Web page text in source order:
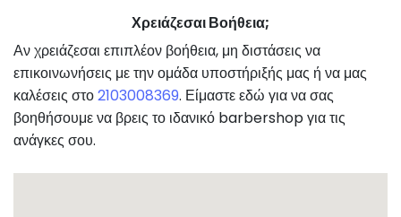
Χρειάζεσαι Βοήθεια;
Αν χρειάζεσαι επιπλέον βοήθεια, μη διστάσεις να
επικοινωνήσεις με την ομάδα υποστήριξής μας ή να μας
καλέσεις στο2103008369. Είμαστε εδώ για να σας
βοηθήσουμε να βρεις το ιδανικό barbershop για τις
ανάγκες σου.